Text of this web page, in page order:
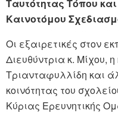
Ταυτότητας Τόπου
Καινοτόμου
Οι εξαιρετικές στον
Διευθύντρια κ. Μίχου,
Τριανταφυλλίδη και
κοινότητας του
Κύριας Ερευνητικής